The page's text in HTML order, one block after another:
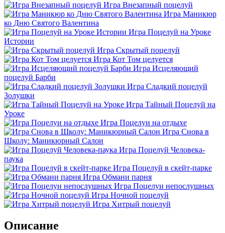
Игра Внезапный поцелуй
Игра Маникюр
ко Дню Святого Валентина
Игра Поцелуй на Уроке
Истории
Игра Скрытый поцелуй
Игра Кот Том целуется
Игра Исцеляющий
поцелуй Барби
Игра Сладкий поцелуй
Золушки
Игра Тайный Поцелуй на
Уроке
Игра Поцелуи на отдыхе
Игра Снова в
Школу: Маникюрный Салон
Игра Поцелуй Человека-
паука
Игра Поцелуй в скейт-парке
Игра Обмани парня
Игра Поцелуи непослушных
Игра Ночной поцелуй
Игра Хитрый поцелуй
Описание